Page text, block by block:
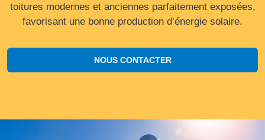
toitures modernes et anciennes parfaitement exposées,
favorisant une bonne production d’énergie solaire.
NOUS CONTACTER